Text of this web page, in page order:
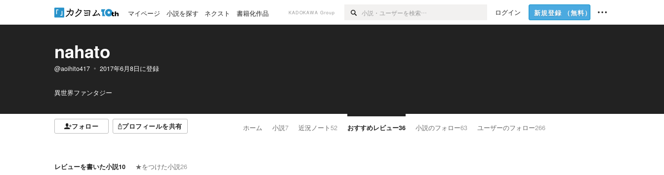
マイページ 小説を探す ネクスト 書籍化作品 KADOKAWA Group ログイン 新規登録 （無料）
nahato
@aoihito417 2017年6月8日に登録
異世界ファンタジー
フォロー プロフィールを共有 ホーム 小説7 近況ノート 52 おすすめレビュー36 小説のフォロー63 ユーザーのフォロー266
レビューを書いた小説10 ★をつけた小説26